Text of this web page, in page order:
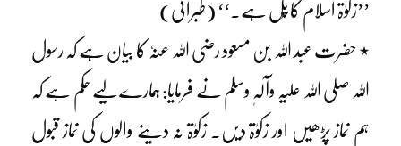
’’زکوٰۃ اسلام کا پُل ہے۔‘‘ (طبرانی)
٭ حضرت عبد اللہ بن مسعود رضی اللہ عنہٗ کا بیان ہے کہ رسول
اللہ صلی اللہ علیہ وآلہٖ وسلم نے فرمایا: ہمارے لیے حکم ہے کہ
ہم نماز پڑھیں اور زکوٰۃ دیں۔ زکوٰۃ نہ دینے والوں کی نماز قبول